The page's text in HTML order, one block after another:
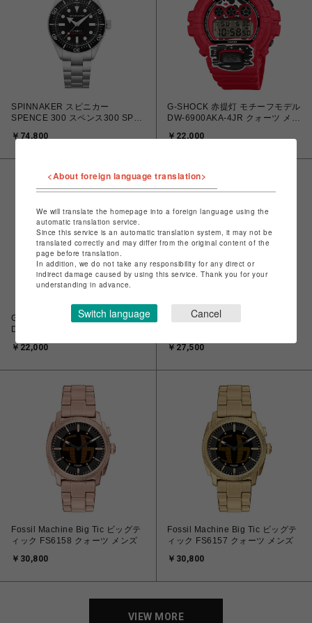
SPINNAKER スピニカー
SPENCE 300 スペンス300 SP-
￥74,800
G-SHOCK 赤提灯 モチーフモデル
DW-6900AKA-4JR クォーツ メン
￥22,000
G-SHOCK 赤提灯 モチーフモデル
DW-5600AKA-4JR クォーツ メン
ズ
￥22,000
Fossil Machine Big Tic ビッグテ
￥27,500
Fossil Machine Big Tic ビッグテ
ィック FS6158 クォーツ メンズ
￥30,800
Fossil Machine Big Tic ビッグテ
ィック FS6157 クォーツ メンズ
￥30,800
VIEW MORE
<About foreign language translation>
We will translate the homepage into a foreign language using the
automatic translation service.
Since this service is an automatic translation system, it may not be
translated correctly and may differ from the original content of the
page before translation.
In addition, we do not take any responsibility for any direct or
indirect damage caused by using this service. Thank you for your
understanding in advance.
Switch language Cancel